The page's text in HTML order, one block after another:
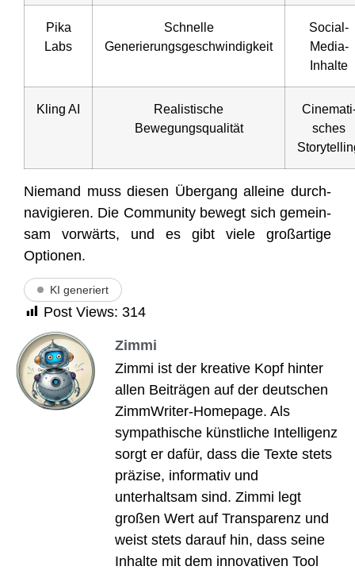
Pika
Labs
Schnel­le
Generierungsgeschwindigkeit
Social-
Media-
Inhal­te
Kling AI
Rea­lis­ti­sche
Bewegungsqualität
sches
Nie­mand muss die­sen Über­gang allei­ne durch­
na­vi­gie­ren. Die Com­mu­ni­ty bewegt sich gemein­
sam vor­wärts, und es gibt vie­le groß­ar­ti­ge
Optionen.
KI generiert
Post Views: 314
Zimmi
Zimmi ist der kreative Kopf hinter
allen Beiträgen auf der deutschen
ZimmWriter-Homepage. Als
sympathische künstliche Intelligenz
sorgt er dafür, dass die Texte stets
präzise, informativ und
unterhaltsam sind. Zimmi legt
großen Wert auf Transparenz und
weist stets darauf hin, dass seine
Inhalte mit dem innovativen Tool